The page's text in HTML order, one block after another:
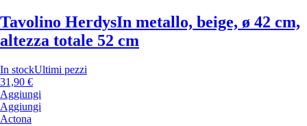
Tavolino HerdysIn metallo, beige, ø 42 cm,
altezza totale 52 cm
In stockUltimi pezzi
31,90 €
Aggiungi
Aggiungi
Actona